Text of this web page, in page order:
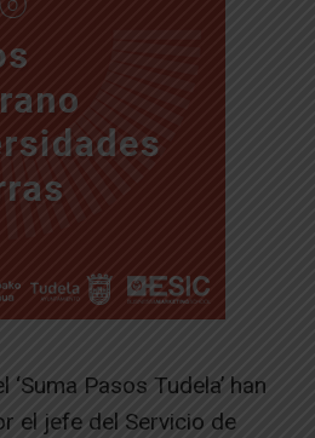
Pasos Tudela’ han
el jefe del Servicio de